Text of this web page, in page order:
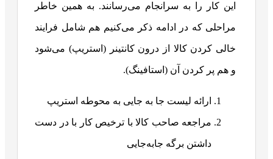
این کار را به سرانجام می‌رسانند. به همین خاطر
مراحلی که در ادامه ذکر می‌کنیم هم شامل فرایند
خالی کردن کالا از درون کانتینر (استریپ) می‌شود
و هم پر کردن آن (استافینگ).
ارائه لیست جا به جایی به محوطه استریپ
مراجعه صاحب کالا با ترخیص کار با در دست
داشتن برگه جابه‌جایی